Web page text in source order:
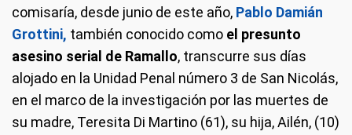
comisaría, desde junio de este año, Pablo Damián
Grottini, también conocido como el presunto
asesino serial de Ramallo, transcurre sus días
alojado en la Unidad Penal número 3 de San Nicolás,
en el marco de la investigación por las muertes de
su madre, Teresita Di Martino (61), su hija, Ailén, (10)